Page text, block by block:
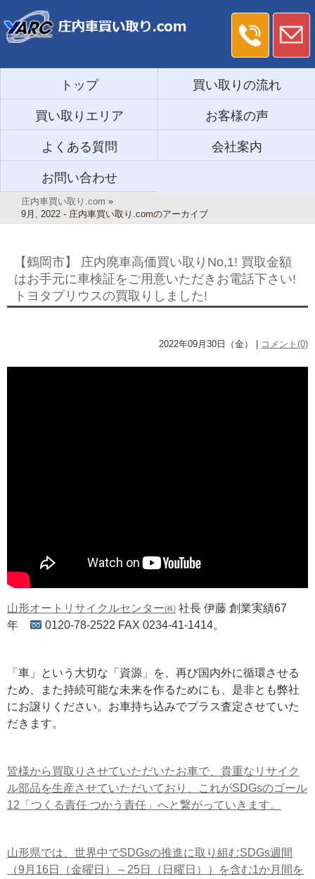
トップ 買い取りの流れ
買い取りエリア お客様の声
よくある質問 会社案内
お問い合わせ
庄内車買い取り.com »
9月, 2022 - 庄内車買い取り.comのアーカイブ
【鶴岡市】 庄内廃車高価買い取りNo,1! 買取金額
はお手元に車検証をご用意いただきお電話下さい!
トヨタプリウスの買取りしました!
2022年09月30日（金） | コメント(0)
山形オートリサイクルセンター㈱ 社長 伊藤 創業実績67
年
0120-78-2522 FAX 0234-41-1414。
「車」という大切な「資源」を、再び国内外に循環させる
ため、また持続可能な未来を作るためにも、是非とも弊社
にお譲りください。お車持ち込みでプラス査定させていた
だきます。
皆様から買取りさせていただいたお車で、貴重なリサイク
ル部品を生産させていただいており、これがSDGsのゴール
12「つくる責任 つかう責任」へと繋がっていきます。
山形県では、世界中でSDGsの推進に取り組むSDGs週間
（9月16日（金曜日）～25日（日曜日））を含む1か月間を